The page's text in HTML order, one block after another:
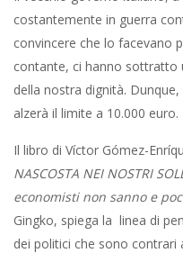
costantemente in guerra
convincere che lo facevano
contante, ci hanno sottratto
della nostra dignità.
alzerà il limite a 10.000 euro.
Il libro di Víctor Gómez-
NASCOSTA NEI NOSTRI
economisti non sanno e
Gingko, spiega la linea di
dei politici che sono contrari